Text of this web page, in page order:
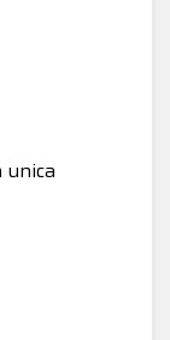
unica